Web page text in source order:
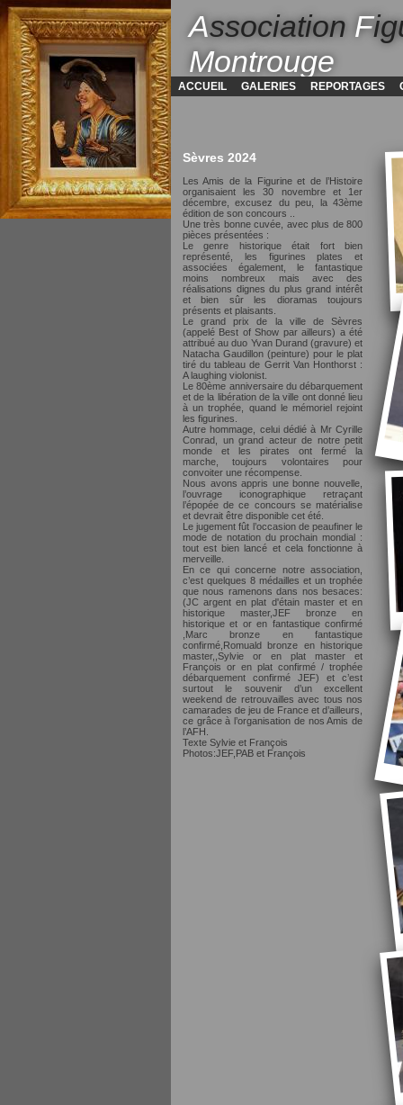
Association F
Montrouge
ACCUEIL GALERIES REPORTAGES
Sèvres 2024
Les Amis de la Figurine et de l’Histoire
organisaient les 30 novembre et 1er
décembre, excusez du peu, la 43ème
édition de son concours ..
Une très bonne cuvée, avec plus de 800
pièces présentées :
Le genre historique était fort bien
représenté, les figurines plates et
associées également, le fantastique
moins nombreux mais avec des
réalisations dignes du plus grand intérêt
et bien sûr les dioramas toujours
présents et plaisants.
Le grand prix de la ville de Sèvres
(appelé Best of Show par ailleurs) a été
attribué au duo Yvan Durand (gravure) et
Natacha Gaudillon (peinture) pour le plat
tiré du tableau de Gerrit Van Honthorst :
A laughing violonist.
Le 80ème anniversaire du débarquement
et de la libération de la ville ont donné lieu
à un trophée, quand le mémoriel rejoint
les figurines.
Autre hommage, celui dédié à Mr Cyrille
Conrad, un grand acteur de notre petit
monde et les pirates ont fermé la
marche, toujours volontaires pour
convoiter une récompense.
Nous avons appris une bonne nouvelle,
l’ouvrage iconographique retraçant
l’épopée de ce concours se matérialise
et devrait être disponible cet été.
Le jugement fût l’occasion de peaufiner le
mode de notation du prochain mondial :
tout est bien lancé et cela fonctionne à
merveille.
En ce qui concerne notre association,
c’est quelques 8 médailles et un trophée
que nous ramenons dans nos besaces:
(JC argent en plat d'étain master et en
historique master,JEF bronze en
historique et or en fantastique confirmé
,Marc bronze en fantastique
confirmé,Romuald bronze en historique
master,,Sylvie or en plat master et
François or en plat confirmé / trophée
débarquement confirmé JEF) et c’est
surtout le souvenir d’un excellent
weekend de retrouvailles avec tous nos
camarades de jeu de France et d’ailleurs,
ce grâce à l’organisation de nos Amis de
l’AFH.
Texte Sylvie et François
Photos:JEF,PAB et François